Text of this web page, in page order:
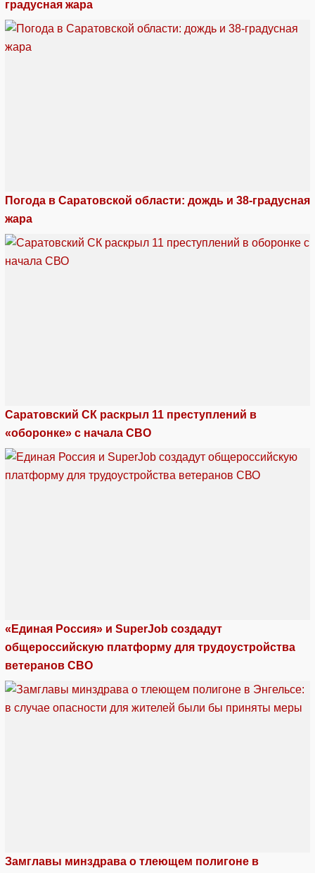
градусная жара
Погода в Саратовской области: дождь и 38-градусная
жара
Саратовский СК раскрыл 11 преступлений в
«оборонке» с начала СВО
«Единая Россия» и SuperJob создадут
общероссийскую платформу для трудоустройства
ветеранов СВО
Замглавы минздрава о тлеющем полигоне в